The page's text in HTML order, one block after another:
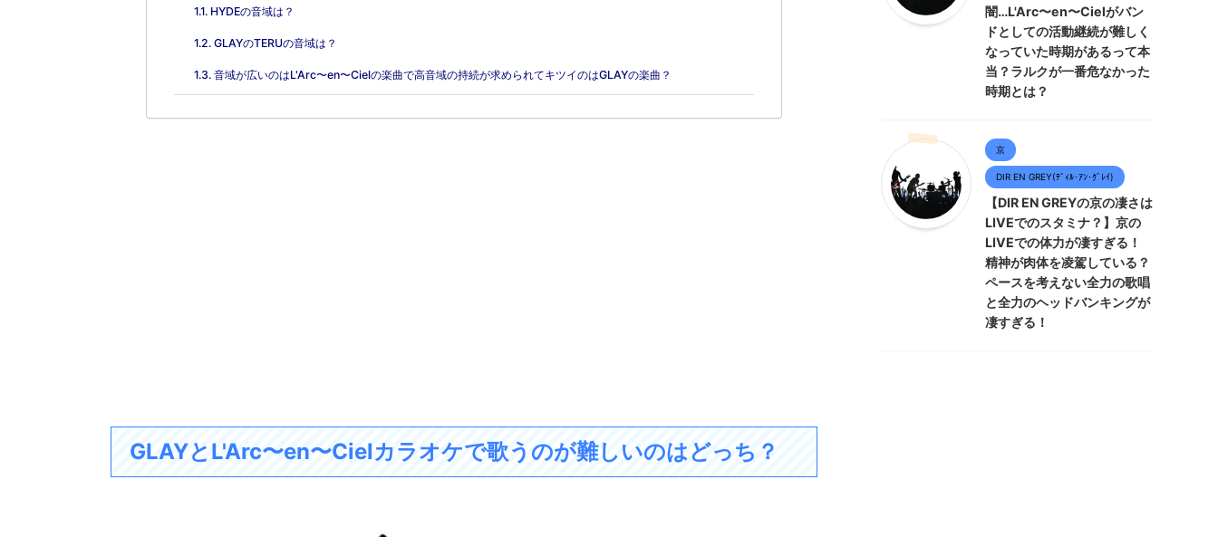
HYDEの音域は？
GLAYのTERUの音域は？
音域が広いのはL'Arc〜en〜Cielの楽曲で高音域の持続が求められてキツイのはGLAYの楽曲？
GLAYとL'Arc〜en〜Cielカラオケで歌うのが難しいのはどっち？
闇…L'Arc〜en〜Cielがバン
ドとしての活動継続が難しく
なっていた時期があるって本
当？ラルクが一番危なかった
時期とは？
京
DIR EN GREY(ﾃﾞｨﾙ･ｱﾝ･ｸﾞﾚｲ)
【DIR EN GREYの京の凄さは
LIVEでのスタミナ？】京の
LIVEでの体力が凄すぎる！
精神が肉体を凌駕している？
ペースを考えない全力の歌唱
と全力のヘッドバンキングが
凄すぎる！